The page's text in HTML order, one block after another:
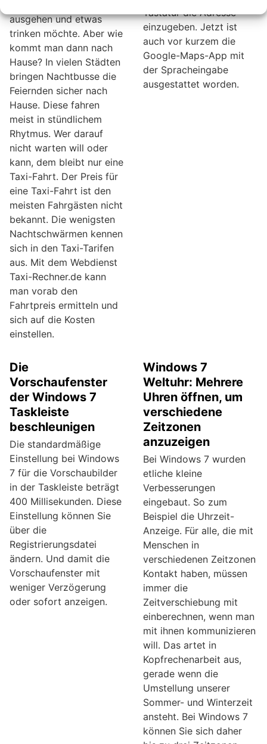
ausgehen und etwas
trinken möchte. Aber wie
kommt man dann nach
Hause? In vielen Städten
bringen Nachtbusse die
Feiernden sicher nach
Hause. Diese fahren
meist in stündlichem
Rhytmus. Wer darauf
nicht warten will oder
kann, dem bleibt nur eine
Taxi-Fahrt. Der Preis für
eine Taxi-Fahrt ist den
meisten Fahrgästen nicht
bekannt. Die wenigsten
Nachtschwärmen kennen
sich in den Taxi-Tarifen
aus. Mit dem Webdienst
Taxi-Rechner.de kann
man vorab den
Fahrtpreis ermitteln und
sich auf die Kosten
einstellen.
Tastatur die Adresse
einzugeben. Jetzt ist
auch vor kurzem die
Google-Maps-App mit
der Spracheingabe
ausgestattet worden.
Die
Vorschaufenster
der Windows 7
Taskleiste
beschleunigen
Die standardmäßige
Einstellung bei Windows
7 für die Vorschaubilder
in der Taskleiste beträgt
400 Millisekunden. Diese
Einstellung können Sie
über die
Registrierungsdatei
ändern. Und damit die
Vorschaufenster mit
weniger Verzögerung
oder sofort anzeigen.
Windows 7
Weltuhr: Mehrere
Uhren öffnen, um
verschiedene
Zeitzonen
anzuzeigen
Bei Windows 7 wurden
etliche kleine
Verbesserungen
eingebaut. So zum
Beispiel die Uhrzeit-
Anzeige. Für alle, die mit
Menschen in
verschiedenen Zeitzonen
Kontakt haben, müssen
immer die
Zeitverschiebung mit
einberechnen, wenn man
mit ihnen kommunizieren
will. Das artet in
Kopfrechenarbeit aus,
gerade wenn die
Umstellung unserer
Sommer- und Winterzeit
ansteht. Bei Windows 7
können Sie sich daher